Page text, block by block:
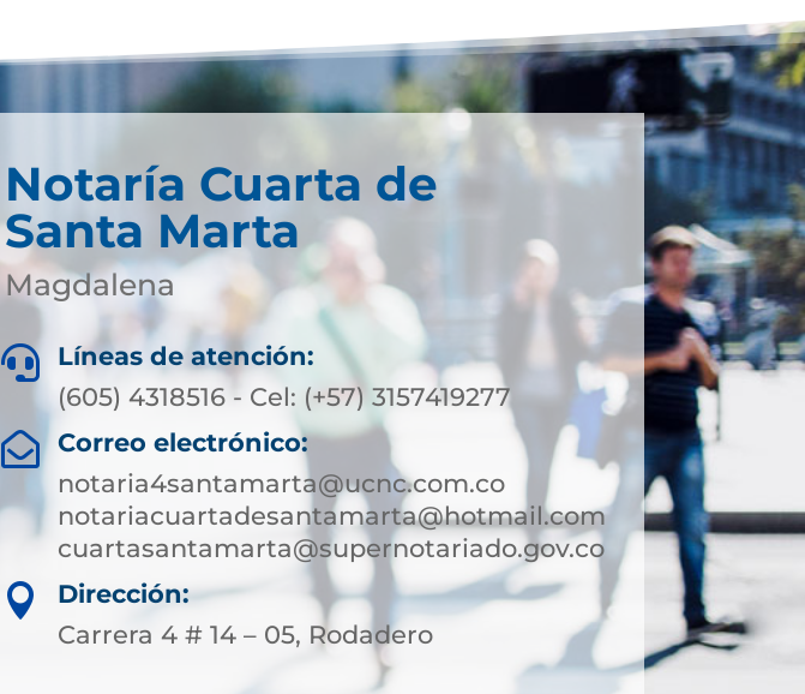
Notaría Cuarta de
Santa Marta
Magdalena

Líneas de atención:
(605) 4318516 - Cel: (+57) 3157419277

Correo electrónico:
notaria4santamarta@ucnc.com.co
notariacuartadesantamarta@hotmail.com
cuartasantamarta@supernotariado.gov.co

Dirección:
Carrera 4 # 14 – 05, Rodadero